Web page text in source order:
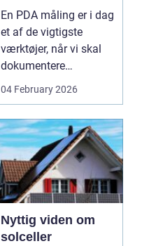
dokumenteret
bæreevne
En PDA måling er i dag
et af de vigtigste
værktøjer, når vi skal
dokumentere
bæreevnen af pæle til
04 February 2026
Nyttig viden om
solceller